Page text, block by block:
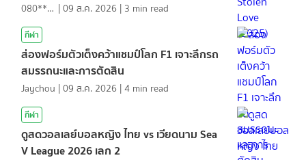
080******* |09 ส.ค. 2026 | 3 min read
กีฬา
ส่องฟอร์มตัวเต็งคว้าแชมป์โลก F1 เจาะลึกรถ
สมรรถนะและการตัดสิน
Jaychou |09 ส.ค. 2026 |4 min read
กีฬา
ดูสดวอลเลย์บอลหญิง ไทย vs เวียดนาม Sea
V League 2026 เลก 2